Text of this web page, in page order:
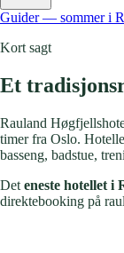
Guider — sommer i
Kort sagt
Et
Rauland
timer fra Oslo.
basseng, badstue,
Det eneste hotellet i
direktebooking på